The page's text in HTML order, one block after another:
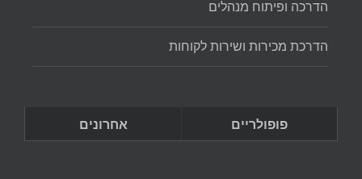
הדרכה ופיתוח מנהלים
הדרכת מכירות ושירות לקוחות
פופולריים אחרונים